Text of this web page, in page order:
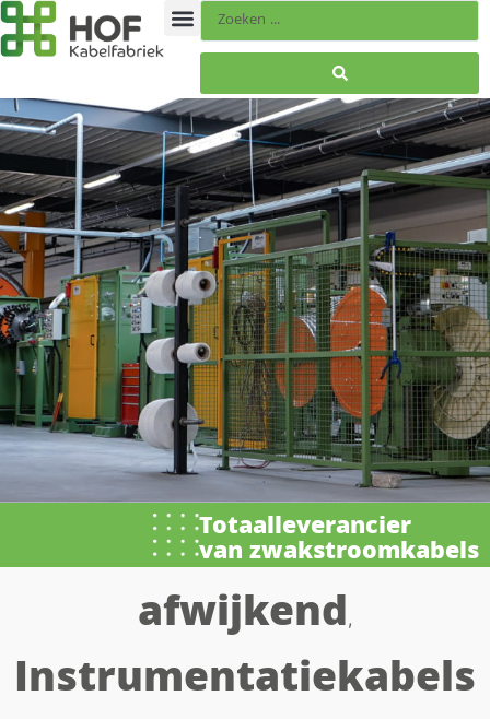
Totaalleverancier
van zwakstroomkabels
afwijkend,
Instrumentatiekabels